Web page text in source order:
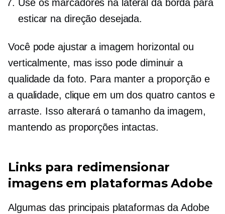
Use os marcadores na lateral da borda para
esticar na direção desejada.
Você pode ajustar a imagem horizontal ou
verticalmente, mas isso pode diminuir a
qualidade da foto. Para manter a proporção e
a qualidade, clique em um dos quatro cantos e
arraste. Isso alterará o tamanho da imagem,
mantendo as proporções intactas.
Links para redimensionar
imagens em plataformas Adobe
Algumas das principais plataformas da Adobe